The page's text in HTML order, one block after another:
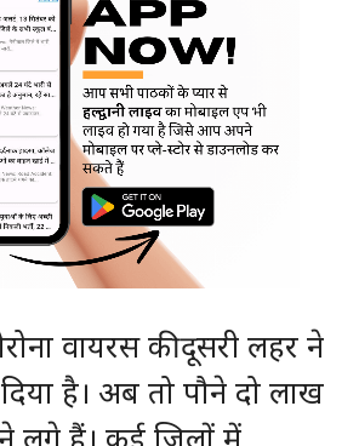
वायरस की दूसरी लहर ने
है। अब तो पौने दो लाख
हैं। कई जिलों में